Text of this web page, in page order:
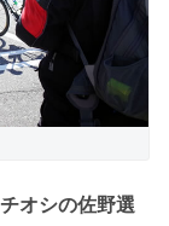
オシの佐野選